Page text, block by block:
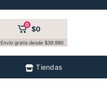
0 $0
Envío gratis desde $39.990
Tiendas